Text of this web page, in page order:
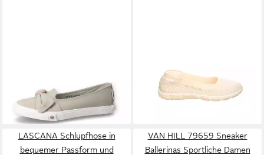
Ballerina
74,26 €
LASCANA Schlupfhose in
bequemer Passform und
VAN HILL 79659 Sneaker
Ballerinas Sportliche Damen